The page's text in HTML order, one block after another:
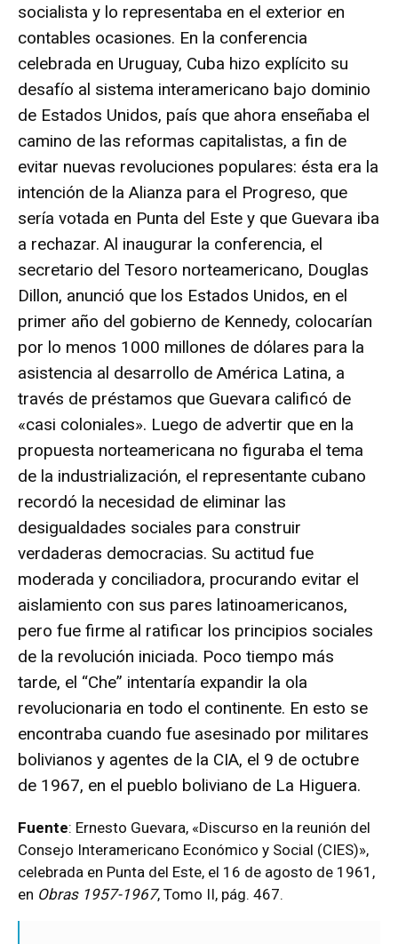
socialista y lo representaba en el exterior en
contables ocasiones. En la conferencia
celebrada en Uruguay, Cuba hizo explícito su
desafío al sistema interamericano bajo dominio
de Estados Unidos, país que ahora enseñaba el
camino de las reformas capitalistas, a fin de
evitar nuevas revoluciones populares: ésta era la
intención de la Alianza para el Progreso, que
sería votada en Punta del Este y que Guevara iba
a rechazar. Al inaugurar la conferencia, el
secretario del Tesoro norteamericano, Douglas
Dillon, anunció que los Estados Unidos, en el
primer año del gobierno de Kennedy, colocarían
por lo menos 1000 millones de dólares para la
asistencia al desarrollo de América Latina, a
través de préstamos que Guevara calificó de
«casi coloniales». Luego de advertir que en la
propuesta norteamericana no figuraba el tema
de la industrialización, el representante cubano
recordó la necesidad de eliminar las
desigualdades sociales para construir
verdaderas democracias. Su actitud fue
moderada y conciliadora, procurando evitar el
aislamiento con sus pares latinoamericanos,
pero fue firme al ratificar los principios sociales
de la revolución iniciada. Poco tiempo más
tarde, el “Che” intentaría expandir la ola
revolucionaria en todo el continente. En esto se
encontraba cuando fue asesinado por militares
bolivianos y agentes de la CIA, el 9 de octubre
de 1967, en el pueblo boliviano de La Higuera.
Fuente: Ernesto Guevara, «Discurso en la reunión del
Consejo Interamericano Económico y Social (CIES)»,
celebrada en Punta del Este, el 16 de agosto de 1961,
en Obras 1957-1967, Tomo II, pág. 467.